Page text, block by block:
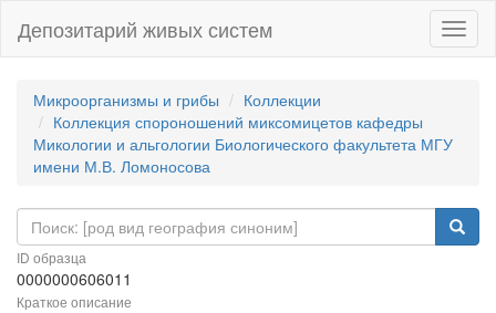
Депозитарий живых систем
Микроорганизмы и грибы
Коллекции
Коллекция спороношений миксомицетов кафедры
Микологии и альгологии Биологического факультета МГУ
имени М.В. Ломоносова
ID образца
0000000606011
Краткое описание